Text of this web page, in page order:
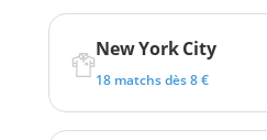
New York City
18 matchs dès 8 €